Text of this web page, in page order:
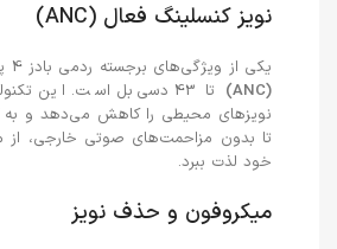
نویز کنسلینگ فعال (ANC)
یکی از ویژگی‌های برجسته ردمی بادز 4 پرو،
(ANC)
تا 43 دسی‌بل است. این
نویزهای محیطی را کاهش می‌دهد و به
تا بدون مزاحمت‌های صوتی خارجی، از
خود لذت ببرد.
میکروفون و حذف نویز